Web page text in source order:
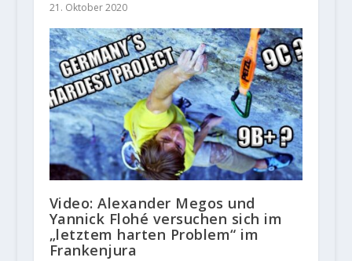
21. Oktober 2020
Video: Alexander Megos und
Yannick Flohé versuchen sich im
„letztem harten Problem“ im
Frankenjura